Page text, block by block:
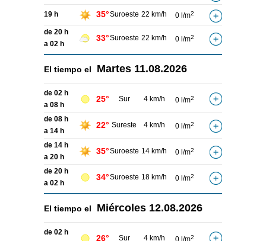
19 h 35°Suroeste 22 km/h 0 l/m2
de 20 h
a 02 h
33°Suroeste 22 km/h 0 l/m2
El tiempo el Martes 11.08.2026
de 02 h
a 08 h
25° Sur 4 km/h 0 l/m2
de 08 h
a 14 h
22° Sureste 4 km/h 0 l/m2
de 14 h
a 20 h
35°Suroeste 14 km/h 0 l/m2
de 20 h
a 02 h
34°Suroeste 18 km/h 0 l/m2
El tiempo el Miércoles 12.08.2026
de 02 h
26° Sur 4 km/h 2